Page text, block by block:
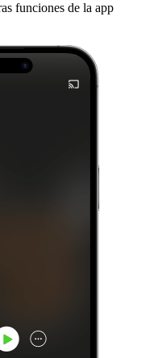
funciones de la app